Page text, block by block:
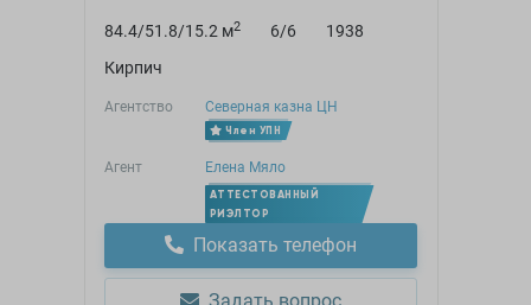
84.4/51.8/15.2 м2 6/6
1938
Кирпич
Агентство Северная казна ЦН
Член УПН
Агент Елена Мяло
АТТЕСТОВАННЫЙ
РИЭЛТОР
Показать телефон